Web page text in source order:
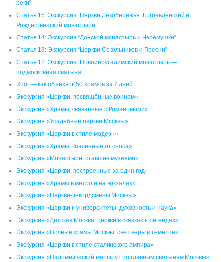
реки”
Статья 15: Экскурсия “Церкви Левобережья: Богоявленский и
Рождественский монастыри”
Статья 14: Экскурсия “Донской монастырь и Черёмушки”
Статья 13: Экскурсия “Церкви Сокольников и Пресни”
Статья 12: Экскурсия “Новоиерусалимский монастырь —
подмосковная святыня”
Итог — как объехать 50 храмов за 7 дней
Экскурсия «Церкви, посвящённые воинам»
Экскурсия «Храмы, связанные с Романовыми»
Экскурсия «Усадебные церкви Москвы»
Экскурсия «Церкви в стиле модерн»
Экскурсия «Храмы, спасённые от сноса»
Экскурсия «Монастыри, ставшие музеями»
Экскурсия «Церкви, построенные за один год»
Экскурсия «Храмы в метро и на вокзалах»
Экскурсия «Церкви-рекордсмены Москвы»
Экскурсия «Церкви и университеты: духовность и наука»
Экскурсия «Детская Москва: церкви в сказках и легендах»
Экскурсия «Ночные храмы Москвы: свет веры в темноте»
Экскурсия «Церкви в стиле сталинского ампира»
Экскурсия «Паломнический маршрут по главным святыням Москвы»